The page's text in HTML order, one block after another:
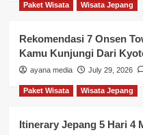
Paket Wisata Wisata Jepang
Rekomendasi 7 Onsen
Kamu Kunjungi Dari
ayana media July 29, 2026
Paket Wisata Wisata Jepang
Itinerary Jepang 5 Hari 4